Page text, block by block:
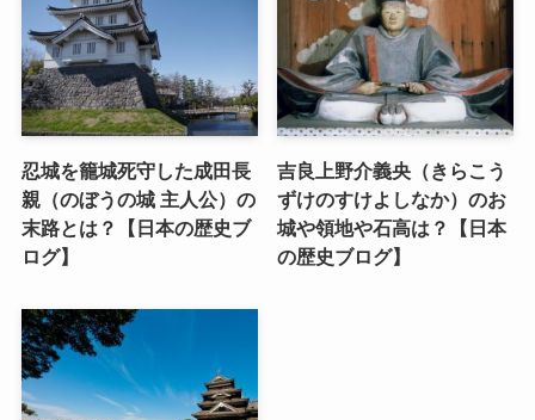
忍城を籠城死守した成田長
親（のぼうの城 主人公）の
末路とは？【日本の歴史ブ
ログ】
吉良上野介義央（きらこう
ずけのすけよしなか）のお
城や領地や石高は？【日本
の歴史ブログ】